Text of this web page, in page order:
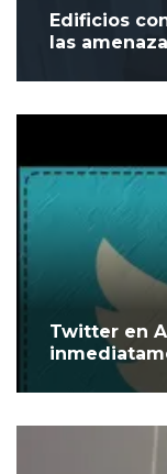
Edificios
las
Twitter en